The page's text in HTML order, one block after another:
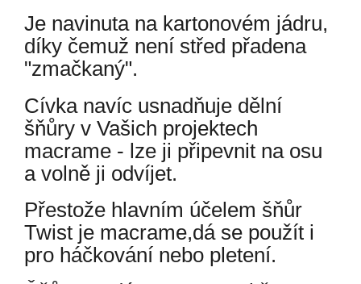
Je navinuta na kartonovém jádru,
díky čemuž není střed přadena
"zmačkaný".
Cívka navíc usnadňuje dělní
šňůry v Vašich projektech
macrame - lze ji připevnit na osu
a volně ji odvíjet.
Přestože hlavním účelem šňůr
Twist je macrame,dá se použít i
pro háčkování nebo pletení.